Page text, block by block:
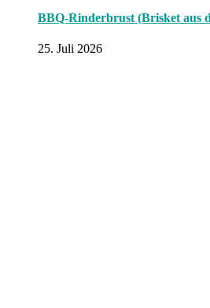
BBQ-Rinderbrust (Brisket aus
25. Juli 2026